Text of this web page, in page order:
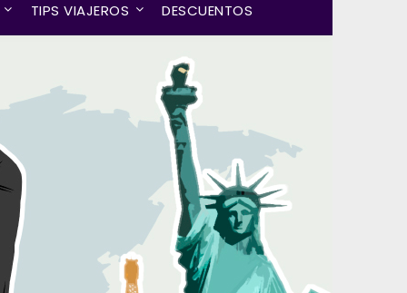
TIPS VIAJEROS DESCUENTOS